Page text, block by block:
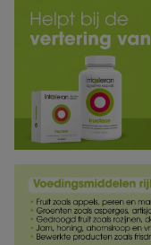
Monash University.
die onverteerbaar
door het maag-
zijn geanalyseerd
FODMAP. Het
Gecertificeerd
gebruikt in
dit product kan
University Low
FODMAP-dieet
toezicht van een